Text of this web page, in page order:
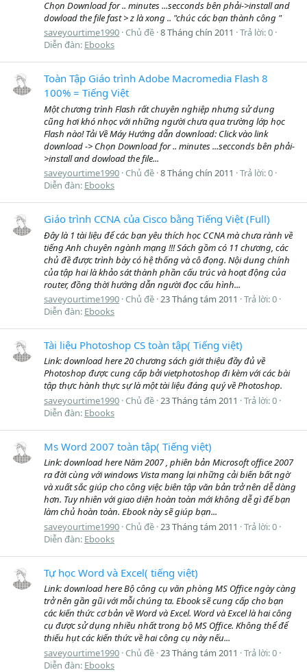
Chọn Download for .. minutes ...secconds bên phải->install and
dowload the file fast > z là xong .. "chúc các bạn thành công "
saveyourtime1990 Chủ đề 8 Tháng chín 2011
Trả lời: 0
Diễn đàn: Ebooks
Toàn Tập Giáo trình Adobe Macromedia Flash 8
100% = Tiếng Việt
Một chương trình Flash rất chuyên nghiệp nhưng sử dụng
cũng hơi khó nhọc với những người chưa qua trường lớp học
Flash nào! Tải Về Máy Hướng dẫn download: Click vào link
download -> Chọn Download for .. minutes ...secconds bên phải-
>install and dowload the file...
saveyourtime1990 Chủ đề 8 Tháng chín 2011
Trả lời: 0
Diễn đàn: Ebooks
Giáo trình CCNA của Cisco bằng Tiếng Việt (Full)
Đây là 1 tài liệu để các bạn yêu thích học CCNA mà chưa rành về
tiếng Anh chuyên ngành mạng !!! Sách gồm có 11 chương, các
chủ đề được trình bày có hệ thống và cô đọng. Nội dung chính
của tập hai là khảo sát thành phần cấu trúc và hoạt động của
router, đồng thời hướng dẫn người đọc cấu hình...
saveyourtime1990 Chủ đề 23 Tháng tám 2011
Trả lời: 0
Diễn đàn: Ebooks
Tài liệu Photoshop CS toàn tập( Tiếng việt)
Link: download here 20 chương sách giới thiệu đầy đủ về
Photoshop được cung cấp bởi vietphotoshop đi kèm với các bài
tập thực hành thực sự là một tài liệu đáng quý về Photoshop.
saveyourtime1990 Chủ đề 23 Tháng tám 2011
Trả lời: 0
Diễn đàn: Ebooks
Ms Word 2007 toàn tập( Tiếng việt)
Link: download here Năm 2007 , phiên bản Microsoft office 2007
ra đời cùng với windows Vista mang lại những cải biến bất ngờ
và xuất sắc giúp cho công việc biên tập văn bản trở nên dễ dàng
hơn. Tuy nhiên với giao diện hoàn toàn mới không dễ gì để bạn
làm chủ hoàn toàn. Ebook này sẽ giúp bạn...
saveyourtime1990 Chủ đề 23 Tháng tám 2011
Trả lời: 0
Diễn đàn: Ebooks
Tự học Word và Excel( tiếng việt)
Link: download here Bộ công cụ văn phòng MS Office ngày càng
trở nên gần gũi với mỗi chúng ta. Ebook sẽ cung cấp cho bạn
các kiến thức cơ bản về Word và Excel. Word và Excel là hai công
cụ được sử dụng nhiều nhất trong bộ MS Office. Không thể để
thiếu hụt các kiến thức về hai công cụ này nếu...
saveyourtime1990 Chủ đề 23 Tháng tám 2011
Trả lời: 0
Diễn đàn: Ebooks